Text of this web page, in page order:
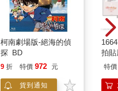
柯南劇場版-絕海的偵
探 BD
9 折 特價 972 元
貨到通知
拍
特價